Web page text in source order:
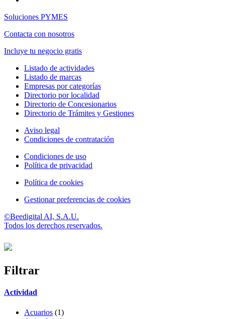
Soluciones PYMES
Contacta con nosotros
Incluye tu negocio gratis
Listado de actividades
Listado de marcas
Empresas por categorías
Directorio por localidad
Directorio de Concesionarios
Directorio de Trámites y Gestiones
Aviso legal
Condiciones de contratación
Condiciones de uso
Política de privacidad
Política de cookies
Gestionar preferencias de cookies
©Beedigital AI, S.A.U.
Todos los derechos reservados.
Filtrar
Actividad
Acuarios (1)